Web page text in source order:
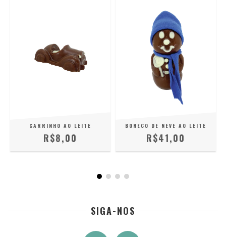
CARRINHO AO LEITE
R$8,00
BONECO DE NEVE AO LEITE
R$41,00
SIGA-NOS